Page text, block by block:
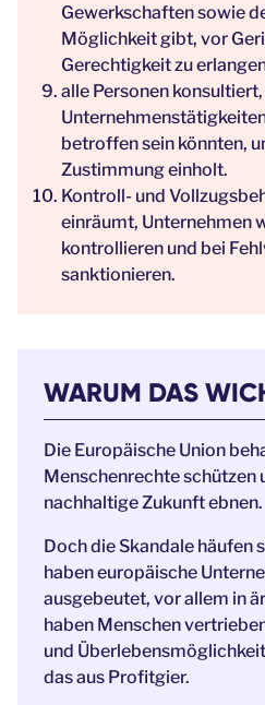
Gewerkschaften sowie
Möglichkeit gibt, vor
Gerechtigkeit zu
alle Personen
betroffen sein könnten,
Zustimmung einholt.
Kontroll- und
einräumt, Unternehmen
kontrollieren und bei
sanktionieren.
WARUM DAS
Die Europäische Union
Menschenrechte schützen
nachhaltige Zukunft ebnen.
Doch die Skandale häufen
haben europäische
ausgebeutet, vor allem in
haben Menschen
und
das aus Profitgier.